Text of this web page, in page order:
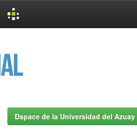
Dspace de la Universidad del Azuay